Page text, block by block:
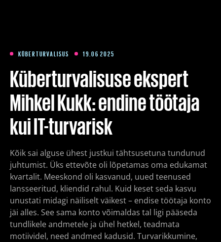
Paketid
Meist
Artiklid
Kontakt
Est Eng Fin
KÜBERTURVALISUS 19.06 2025
Küberturvalisuse ekspert
Mihkel Kukk: endine töötaja
kui IT-turvarisk
Kõik sai alguse ühest justkui tähtsusetuna tundunud
juhtumist. Üks ettevõte oli lõpetamas oma edukamat
kvartalit. Meeskond oli kasvanud, uued teenused
lansseeritud, kliendid rahul. Kuid keset seda kasvu
unustati midagi näiliselt väikest – endise töötaja konto
jäi alles. See sama konto võimaldas tal ligi pääseda
tundlikele andmetele ja ühel hetkel, teadmata
motiividel, need andmed kadusid. Turvarikkumine,